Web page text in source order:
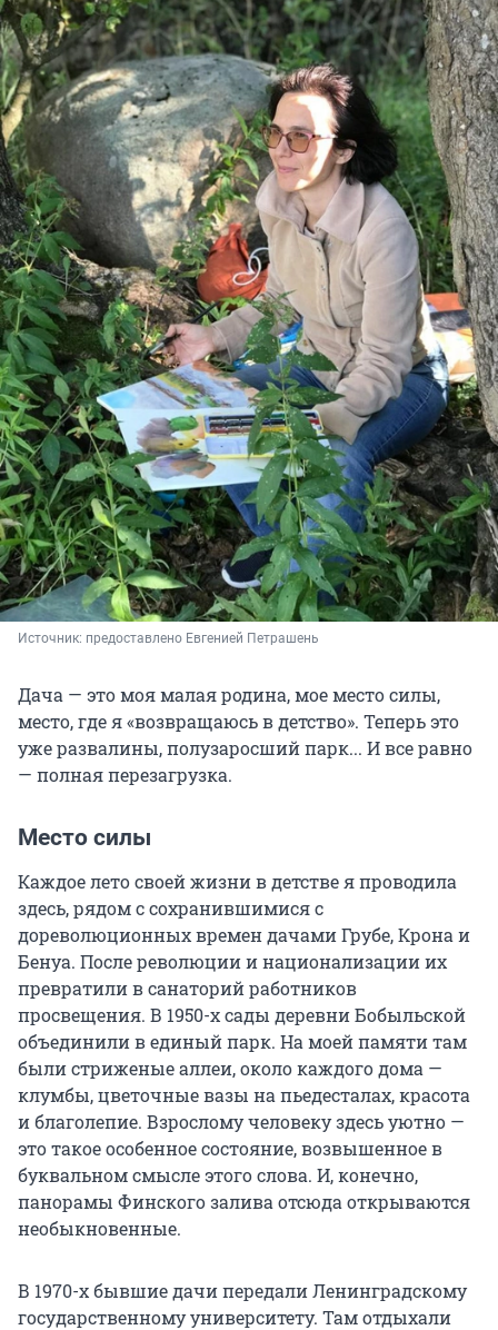
Источник: предоставлено Евгенией Петрашень
Дача — это моя малая родина, мое место силы,
место, где я «возвращаюсь в детство». Теперь это
уже развалины, полузаросший парк... И все равно
— полная перезагрузка.
Место силы
Каждое лето своей жизни в детстве я проводила
здесь, рядом с сохранившимися с
дореволюционных времен дачами Грубе, Крона и
Бенуа. После революции и национализации их
превратили в санаторий работников
просвещения. В 1950-х сады деревни Бобыльской
объединили в единый парк. На моей памяти там
были стриженые аллеи, около каждого дома —
клумбы, цветочные вазы на пьедесталах, красота
и благолепие. Взрослому человеку здесь уютно —
это такое особенное состояние, возвышенное в
буквальном смысле этого слова. И, конечно,
панорамы Финского залива отсюда открываются
необыкновенные.
В 1970-х бывшие дачи передали Ленинградскому
государственному университету. Там отдыхали